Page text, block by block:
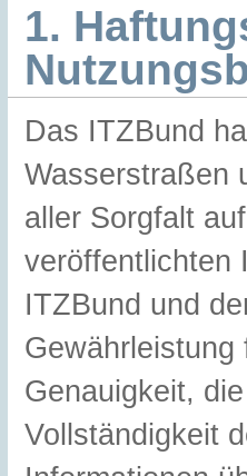
1.
Das ITZBund
Wasserstraßen
aller Sorgfalt
veröffentlichten
ITZBund und
Genauigkeit,
Vollständigkeit